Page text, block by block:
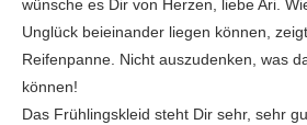
wünsche es Dir von Herzen, liebe Ari.
Unglück beieinander liegen können,
Reifenpanne. Nicht auszudenken, was
können!
Das Frühlingskleid steht Dir sehr, sehr